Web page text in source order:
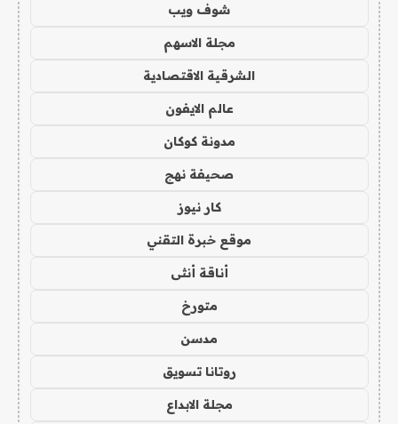
شوف ويب
مجلة الاسهم
الشرقية الاقتصادية
عالم الايفون
مدونة كوكان
صحيفة نهج
كار نيوز
موقع خبرة التقني
أناقة أنثى
متورخ
مدسن
روتانا تسويق
مجلة الابداع